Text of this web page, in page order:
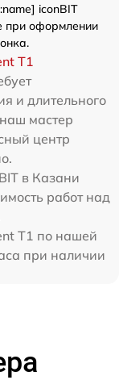
iconBIT
при оформлении
T1
и длительного
мастер
центр
в Казани
работ над
T1 по нашей
при наличии